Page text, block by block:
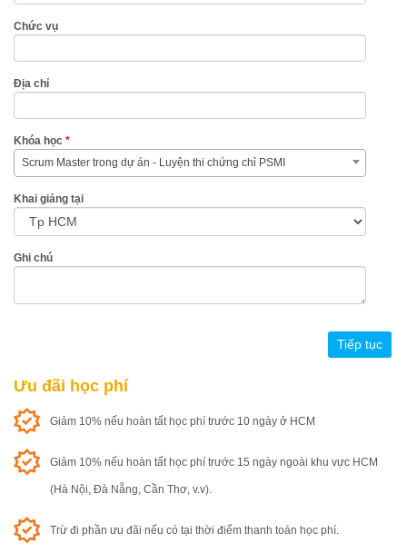
Chức vụ
Địa chỉ
Khóa học *
Scrum Master trong dự án - Luyện thi chứng chỉ PSMI
Khai giảng tại
Ghi chú
Ưu đãi học phí
Giảm 10% nếu hoàn tất học phí trước 10 ngày ở HCM
Giảm 10% nếu hoàn tất học phí trước 15 ngày ngoài khu vực HCM
(Hà Nội, Đà Nẵng, Cần Thơ, v.v).
Trừ đi phần ưu đãi nếu có tại thời điểm thanh toán học phí.